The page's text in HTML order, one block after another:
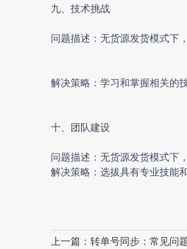
九、技术挑战
问题描述：无货源发货模式下
解决策略：学习和掌握相关的
十、团队建设
问题描述：无货源发货模式下
解决策略：选拔具有专业技能
上一篇： 转单号同步：常见问